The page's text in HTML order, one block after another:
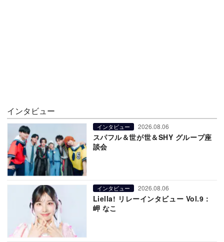
インタビュー
インタビュー 2026.08.06
スパフル＆世が世＆SHY グループ座
談会
インタビュー 2026.08.06
Liella! リレーインタビュー Vol.9：
岬 なこ